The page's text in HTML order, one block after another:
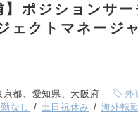
】ポジションサ
ェクトマネージ
京都、愛知県、大阪府 外
なし 土日祝休み 海外転勤